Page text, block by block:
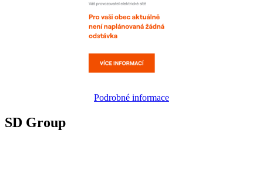
Podrobné informace
SD Group